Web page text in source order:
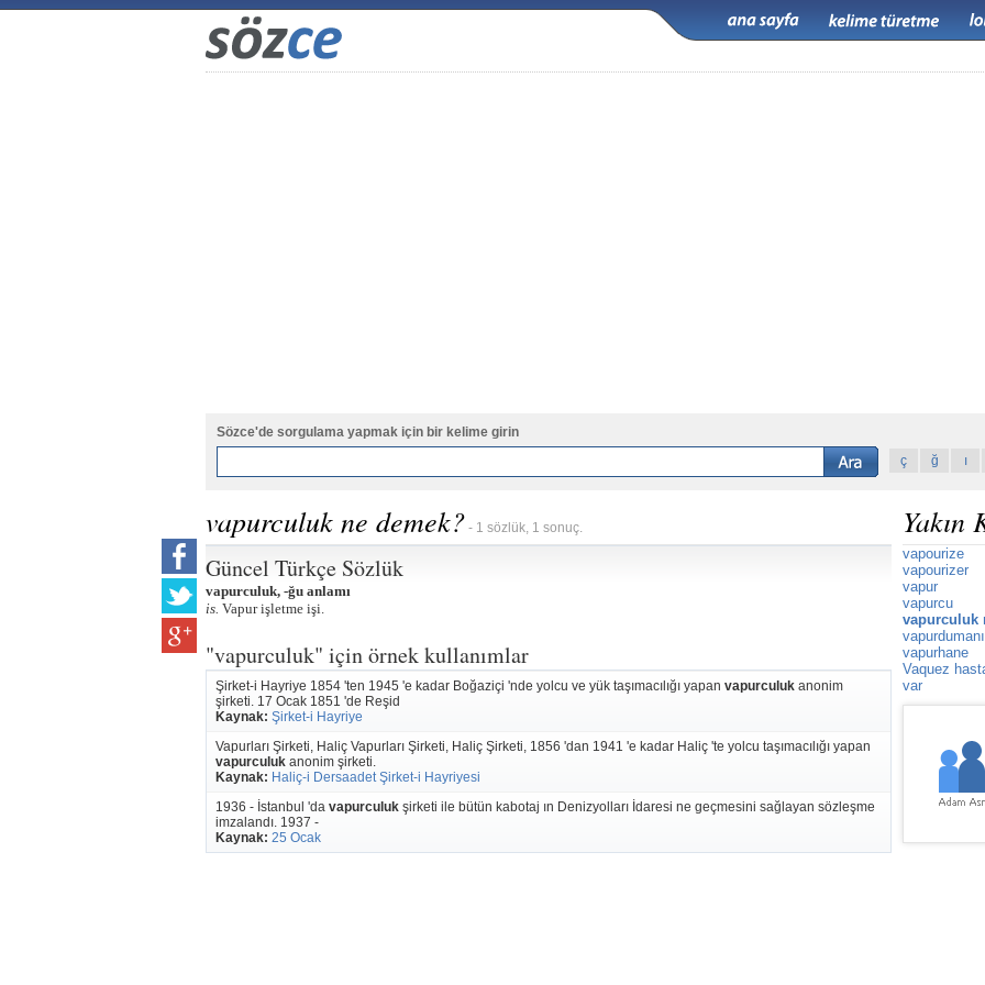
Sözce'de sorgulama yapmak için bir kelime girin
ç
ğ ı
vapurculuk ne demek? - 1 sözlük, 1 sonuç.
Güncel Türkçe Sözlük
vapurculuk, -ğu anlamı
is. Vapur işletme işi.
"vapurculuk" için örnek kullanımlar
Şirket-i Hayriye 1854 'ten 1945 'e kadar Boğaziçi 'nde yolcu ve yük taşımacılığı yapan vapurculuk anonim
şirketi. 17 Ocak 1851 'de Reşid
Kaynak: Şirket-i Hayriye
Vapurları Şirketi, Haliç Vapurları Şirketi, Haliç Şirketi, 1856 'dan 1941 'e kadar Haliç 'te yolcu taşımacılığı yapan
vapurculuk anonim şirketi.
Kaynak: Haliç-i Dersaadet Şirket-i Hayriyesi
1936 - İstanbul 'da vapurculuk şirketi ile bütün kabotaj ın Denizyolları İdaresi ne geçmesini sağlayan sözleşme
imzalandı. 1937 -
Kaynak: 25 Ocak
Yakın
vapourize
vapourizer
vapur
vapurcu
vapurculuk
vapurdumanı
vapurhane
Vaquez
var